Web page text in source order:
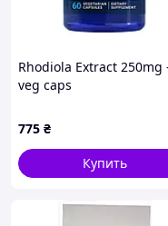
Rhodiola Extract 250mg
veg caps
775 ₴
Купить